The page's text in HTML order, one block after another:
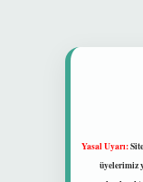
Yasal Uyarı:
üyelerimiz